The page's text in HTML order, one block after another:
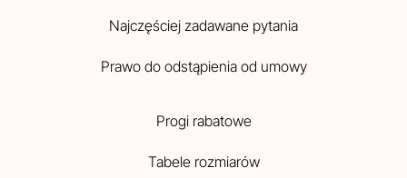
Najczęściej zadawane pytania
Prawo do odstąpienia od umowy
Progi rabatowe
Tabele rozmiarów